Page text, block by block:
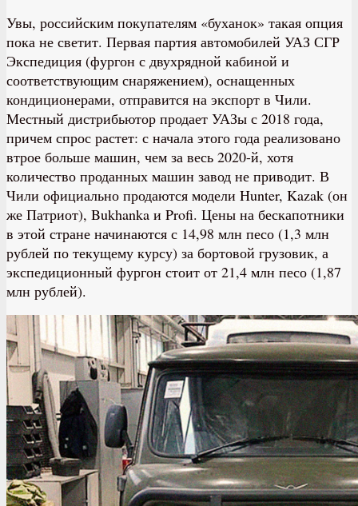
Увы, российским покупателям «буханок» такая опция
пока не светит. Первая партия автомобилей УАЗ СГР
Экспедиция (фургон с двухрядной кабиной и
соответствующим снаряжением), оснащенных
кондиционерами, отправится на экспорт в Чили.
Местный дистрибьютор продает УАЗы с 2018 года,
причем спрос растет: с начала этого года реализовано
втрое больше машин, чем за весь 2020-й, хотя
количество проданных машин завод не приводит. В
Чили официально продаются модели Hunter, Kazak (он
же Патриот), Bukhanka и Profi. Цены на бескапотники
в этой стране начинаются с 14,98 млн песо (1,3 млн
рублей по текущему курсу) за бортовой грузовик, а
экспедиционный фургон стоит от 21,4 млн песо (1,87
млн рублей).